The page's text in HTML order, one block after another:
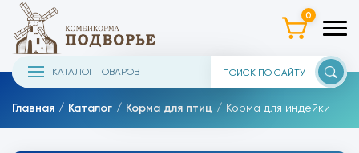
0
КАТАЛОГ ТОВАРОВ
Главная Каталог Корма для птиц Корма для индейки